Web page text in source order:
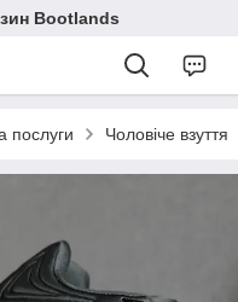
Bootlands
послуги Чоловіче взуття